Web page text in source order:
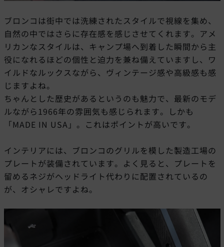
ブロンコは街中では洗練されたスタイルで視線を集め、
自然の中ではさらに存在感を感じさせてくれます。アメ
リカンなスタイルは、キャンプ場へ到着した瞬間から主
役になれるほどの個性と迫力を兼ね備えていますし、ワ
イルドなルックスながら、ヴィンテージ感や高級感も感
じますよね。
ちゃんとした歴史があるというのも魅力で、最新のモデ
ルながら1966年の雰囲気も感じられます。しかも
「MADE IN USA」。これはポイントが高いです。
インテリアには、ブロンコのグリルを模した製造工場の
プレートが装備されています。よく見ると、プレートを
留めるネジがヘッドライト代わりに配置されているの
が、オシャレですよね。